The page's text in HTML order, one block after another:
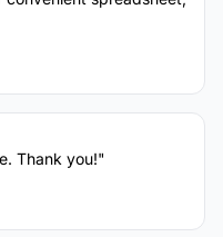
Thank you!"